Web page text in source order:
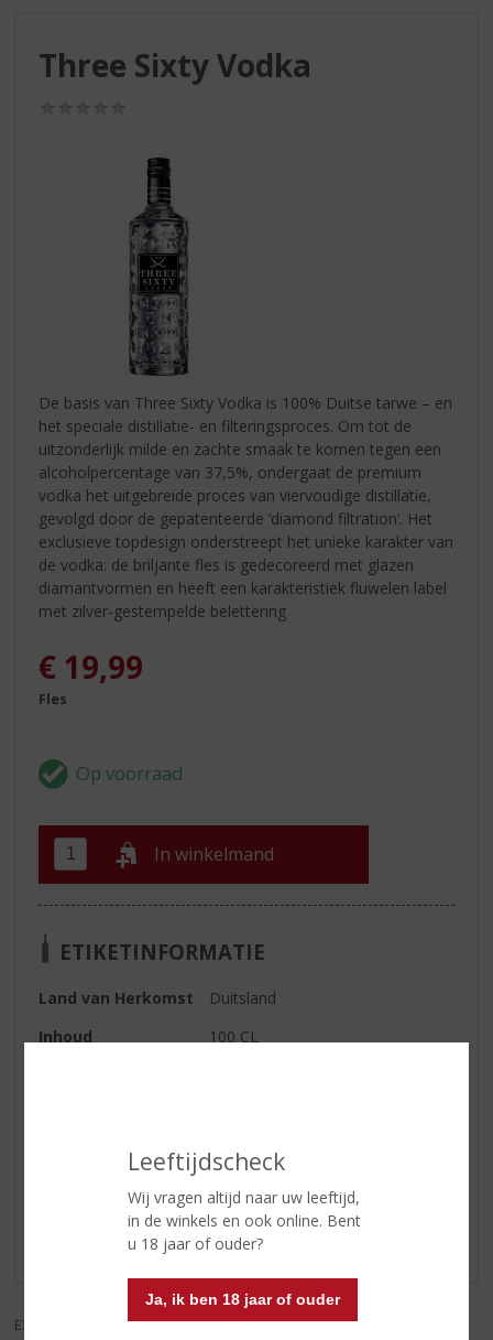
Leeftijdscheck
Wij vragen altijd naar uw leeftijd,
in de winkels en ook online. Bent
u 18 jaar of ouder?
Ja, ik ben 18 jaar of ouder
Three Sixty Vodka
De basis van Three Sixty Vodka is 100% Duitse tarwe – en
het speciale distillatie- en filteringsproces. Om tot de
uitzonderlijk milde en zachte smaak te komen tegen een
alcoholpercentage van 37,5%, ondergaat de premium
vodka het uitgebreide proces van viervoudige distillatie,
gevolgd door de gepatenteerde ‘diamond filtration’. Het
exclusieve topdesign onderstreept het unieke karakter van
de vodka: de briljante fles is gedecoreerd met glazen
diamantvormen en heeft een karakteristiek fluwelen label
met zilver-gestempelde belettering
€ 19,99
Fles
In winkelmand
ETIKETINFORMATIE
Land van Herkomst
Duitsland
Inhoud
100 CL
Reviews
Schrijf een review
Er zijn nog geen reviews geplaatst voor dit product
EXCL. BTW INCL. BTW